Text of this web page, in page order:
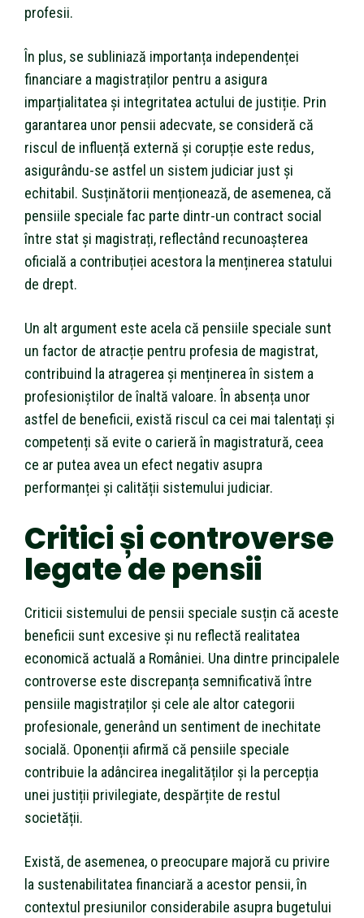
profesii.
În plus, se subliniază importanța independenței
financiare a magistraților pentru a asigura
imparțialitatea și integritatea actului de justiție. Prin
garantarea unor pensii adecvate, se consideră că
riscul de influență externă și corupție este redus,
asigurându-se astfel un sistem judiciar just și
echitabil. Susținătorii menționează, de asemenea, că
pensiile speciale fac parte dintr-un contract social
între stat și magistrați, reflectând recunoașterea
oficială a contribuției acestora la menținerea statului
de drept.
Un alt argument este acela că pensiile speciale sunt
un factor de atracție pentru profesia de magistrat,
contribuind la atragerea și menținerea în sistem a
profesioniștilor de înaltă valoare. În absența unor
astfel de beneficii, există riscul ca cei mai talentați și
competenți să evite o carieră în magistratură, ceea
ce ar putea avea un efect negativ asupra
performanței și calității sistemului judiciar.
Critici și controverse
legate de pensii
Criticii sistemului de pensii speciale susțin că aceste
beneficii sunt excesive și nu reflectă realitatea
economică actuală a României. Una dintre principalele
controverse este discrepanța semnificativă între
pensiile magistraților și cele ale altor categorii
profesionale, generând un sentiment de inechitate
socială. Oponenții afirmă că pensiile speciale
contribuie la adâncirea inegalităților și la percepția
unei justiții privilegiate, despărțite de restul
societății.
Există, de asemenea, o preocupare majoră cu privire
la sustenabilitatea financiară a acestor pensii, în
contextul presiunilor considerabile asupra bugetului